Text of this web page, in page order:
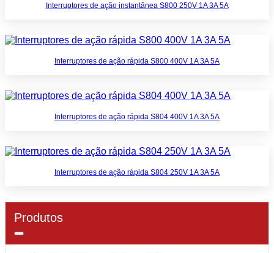
Interruptores de ação instantânea S800 250V 1A 3A 5A
Interruptores de ação rápida S800 400V 1A 3A 5A
Interruptores de ação rápida S804 400V 1A 3A 5A
Interruptores de ação rápida S804 250V 1A 3A 5A
Produtos